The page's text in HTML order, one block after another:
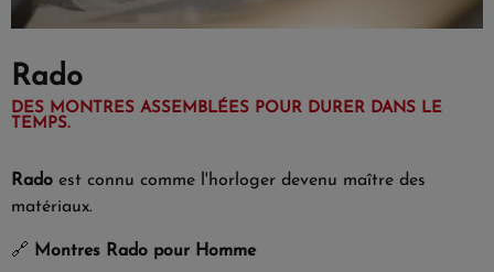
Rado
DES MONTRES ASSEMBLÉES POUR DURER DANS LE
TEMPS.
Rado est connu comme l'horloger devenu maître des
matériaux.
🔗 Montres Rado pour Homme